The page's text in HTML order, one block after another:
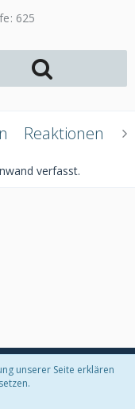
625
Reaktionen
verfasst.
unserer Seite erklären